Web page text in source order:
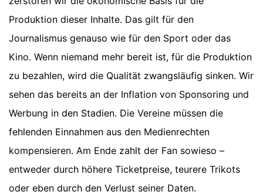
Produktion dieser Inhalte. Das gilt für den
Journalismus genauso wie für den Sport oder das
Kino. Wenn niemand mehr bereit ist, für die Produktion
zu bezahlen, wird die Qualität zwangsläufig sinken. Wir
sehen das bereits an der Inflation von Sponsoring und
Werbung in den Stadien. Die Vereine müssen die
fehlenden Einnahmen aus den Medienrechten
kompensieren. Am Ende zahlt der Fan sowieso –
entweder durch höhere Ticketpreise, teurere Trikots
oder eben durch den Verlust seiner Daten.